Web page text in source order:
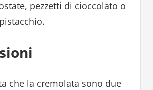
pezzetti di cioccolato o
che la cremolata sono due